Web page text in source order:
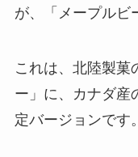
が、「メープルビ
これは、北陸製菓
ー」に、カナダ産
定バージョンです。